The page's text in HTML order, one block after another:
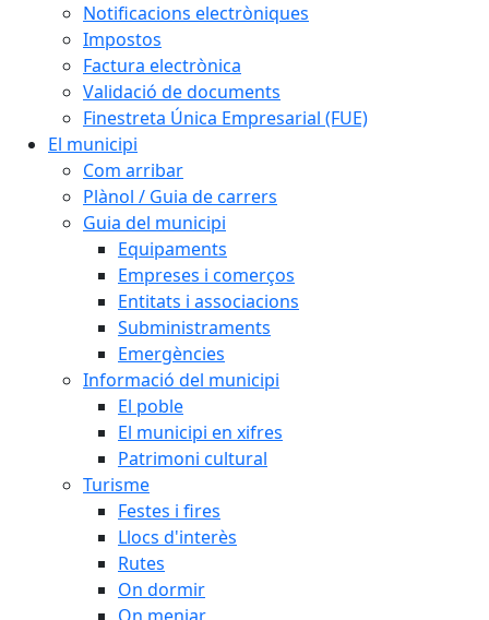
Notificacions electròniques
Impostos
Factura electrònica
Validació de documents
Finestreta Única Empresarial (FUE)
El municipi
Com arribar
Plànol / Guia de carrers
Guia del municipi
Equipaments
Empreses i comerços
Entitats i associacions
Subministraments
Emergències
Informació del municipi
El poble
El municipi en xifres
Patrimoni cultural
Turisme
Festes i fires
Llocs d'interès
Rutes
On dormir